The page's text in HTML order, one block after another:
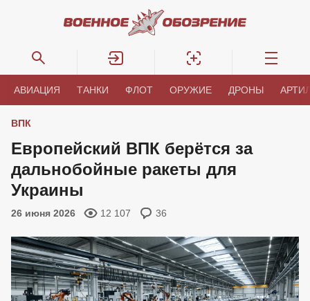
АВИАЦИЯ ТАНКИ ФЛОТ ОРУЖИЕ ДРОНЫ
ВПК
Европейский ВПК берётся за
дальнобойные ракеты для
Украины
26 июня 2026 12 107 36